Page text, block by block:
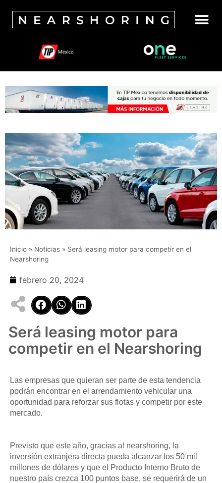
Inicio » Noticias » Será leasing motor para competir en el
Nearshoring
febrero 20, 2024
Será leasing motor para
competir en el Nearshoring
Las empresas que quieran ser parte de esta tendencia
podrán encontrar en el arrendamiento vehicular una
oportunidad para reforzar sus flotas y competir por este
mercado.
Previsto que este año, gracias al nearshoring, la
inversión extranjera directa pueda alcanzar los 50 mil
millones de dólares y que el Producto Interno Bruto de
nuestro país crezca 100 puntos base, se requerirá de un